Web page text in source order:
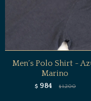
Men´s Polo Shirt -
Marino
$ 984 $ 1.200